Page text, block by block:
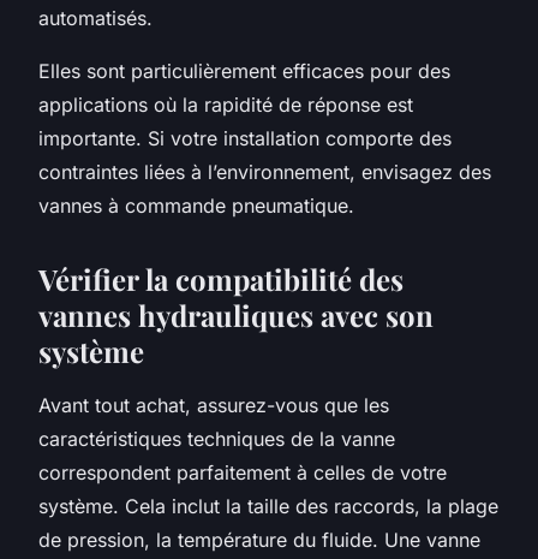
automatisés.
Elles sont particulièrement efficaces pour des
applications où la rapidité de réponse est
importante. Si votre installation comporte des
contraintes liées à l’environnement, envisagez des
vannes à commande pneumatique.
Vérifier la compatibilité des
vannes hydrauliques avec son
système
Avant tout achat, assurez-vous que les
caractéristiques techniques de la vanne
correspondent parfaitement à celles de votre
système. Cela inclut la taille des raccords, la plage
de pression, la température du fluide. Une vanne